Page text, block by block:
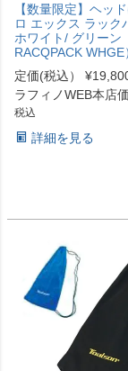
【数量限定】ヘッ
ロ エックス ラック
ホワイト/ グリーン
RACQPACK
定価(税込）
¥
ラフィノWEB本店
税込
詳細を見る